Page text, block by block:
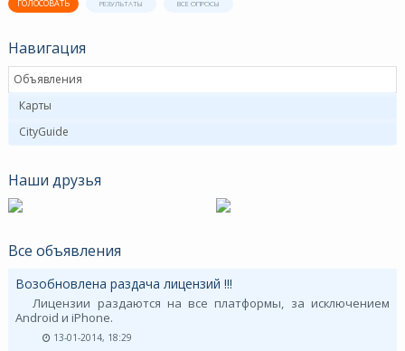
ГОЛОСОВАТЬ РЕЗУЛЬТАТЫ ВСЕ ОПРОСЫ
Навигация
Объявления
Карты
CityGuide
Наши друзья
Все объявления
Возобновлена раздача лицензий !!!
Лицензии раздаются на все платформы, за исключением
Android и iPhone.
13-01-2014, 18:29